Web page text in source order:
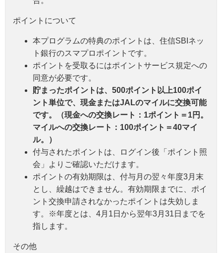
ポイントについて
本プログラムの特典のポイントは、住信SBIネッ
ト銀行のスマプロポイントです。
ポイントを受取るにはポイントサービス規定への
同意が必要です。
貯まったポイントは、500ポイント以上100ポイ
ント単位で、現金またはJALのマイルに交換可能
です。（現金への交換レート：1ポイント＝1円。
マイルへの交換レート：100ポイント＝40マイ
ル。）
付与されたポイントは、ログイン後「ポイント照
会」よりご確認いただけます。
ポイントの有効期限は、付与月の翌々年度3月末
とし、繰越はできません。有効期限までに、ポイ
ント交換申請されなかったポイントは失効しま
す。※年度とは、4月1日から翌年3月31日までを
指します。
その他